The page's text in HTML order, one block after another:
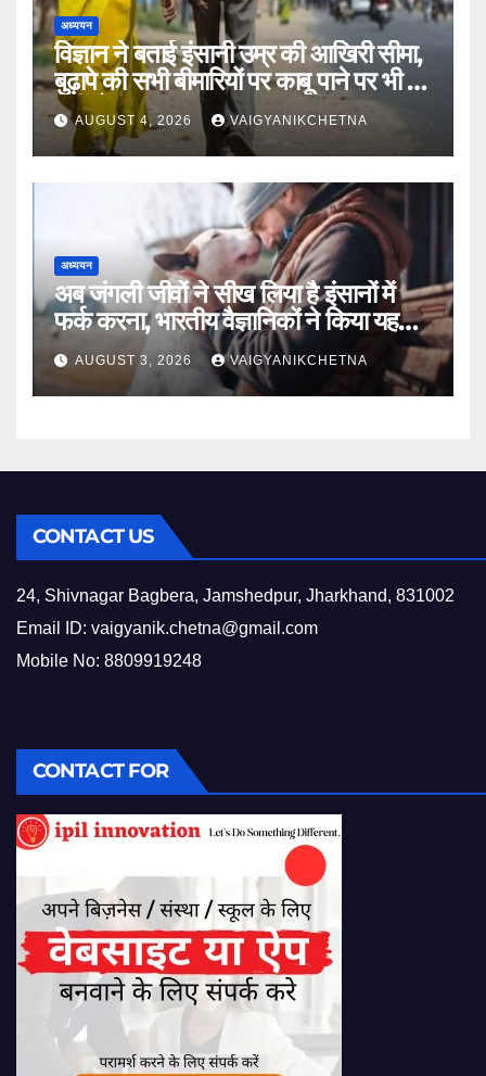
अध्ययन
विज्ञान ने बताई इंसानी उम्र की आखिरी सीमा,
बुढ़ापे की सभी बीमारियों पर काबू पाने पर भी वह
नहीं होगा ‘अमर’
AUGUST 4, 2026 VAIGYANIKCHETNA
अध्ययन
अब जंगली जीवों ने सीख लिया है इंसानों में
फर्क करना, भारतीय वैज्ञानिकों ने किया यह
खुलासा
AUGUST 3, 2026 VAIGYANIKCHETNA
CONTACT US
24, Shivnagar Bagbera, Jamshedpur, Jharkhand, 831002
Email ID: vaigyanik.chetna@gmail.com
Mobile No: 8809919248
CONTACT FOR